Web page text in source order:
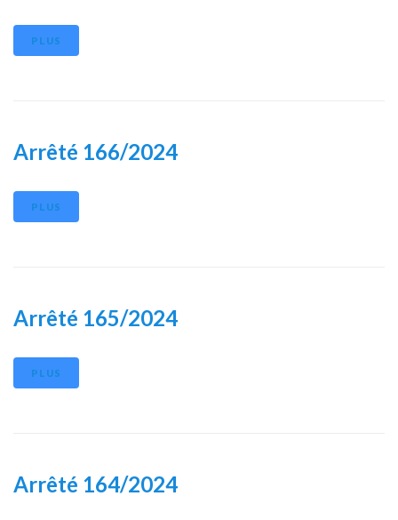
PLUS
Arrêté 166/2024
PLUS
Arrêté 165/2024
PLUS
Arrêté 164/2024